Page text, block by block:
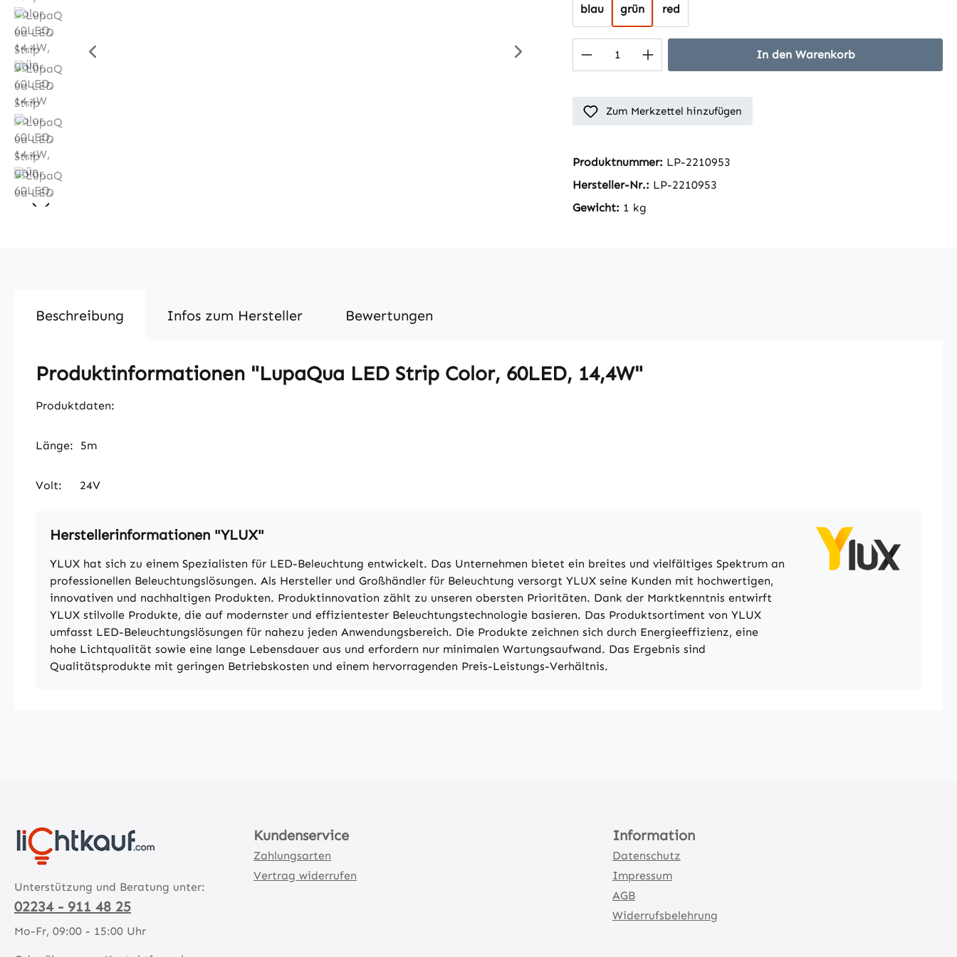
blau grün red
Produkt Anzahl: Gib den gewünschten Wert
In den Warenkorb
Zum Merkzettel hinzufügen
Produktnummer: LP-2210953
Hersteller-Nr.: LP-2210953
Gewicht: 1 kg
Beschreibung Infos zum Hersteller Bewertungen
Produktinformationen "LupaQua LED Strip Color, 60LED, 14,4W"
Produktdaten:
Länge: 5m
Volt: 24V
Herstellerinformationen "YLUX"
YLUX hat sich zu einem Spezialisten für LED-Beleuchtung entwickelt. Das Unternehmen bietet ein breites und vielfältiges Spektrum an
professionellen Beleuchtungslösungen. Als Hersteller und Großhändler für Beleuchtung versorgt YLUX seine Kunden mit hochwertigen,
innovativen und nachhaltigen Produkten. Produktinnovation zählt zu unseren obersten Prioritäten. Dank der Marktkenntnis entwirft
YLUX stilvolle Produkte, die auf modernster und effizientester Beleuchtungstechnologie basieren. Das Produktsortiment von YLUX
umfasst LED-Beleuchtungslösungen für nahezu jeden Anwendungsbereich. Die Produkte zeichnen sich durch Energieeffizienz, eine
hohe Lichtqualität sowie eine lange Lebensdauer aus und erfordern nur minimalen Wartungsaufwand. Das Ergebnis sind
Qualitätsprodukte mit geringen Betriebskosten und einem hervorragenden Preis-Leistungs-Verhältnis.
Unterstützung und Beratung unter:
02234 - 911 48 25
Mo-Fr, 09:00 - 15:00 Uhr
Kundenservice
Zahlungsarten
Vertrag widerrufen
Information
Datenschutz
Impressum
AGB
Widerrufsbelehrung